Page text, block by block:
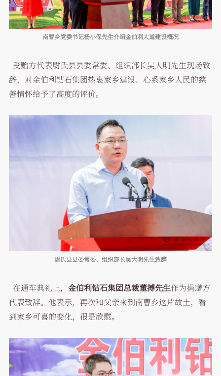
南曹乡党委书记杨小保先生介绍金伯利大道建设概况
受赠方代表尉氏县县委常委、组织部长吴大明先生现场致
辞，对金伯利钻石集团热衷家乡建设、心系家乡人民的慈
善情怀给予了高度的评价。
尉氏县县委常委、组织部长吴大明先生致辞
在通车典礼上， 金伯利钻石集团总裁董搏先生作为捐赠方
代表致辞。他表示，再次和父亲来到南曹乡这片故土，看
到家乡可喜的变化，很是欣慰。